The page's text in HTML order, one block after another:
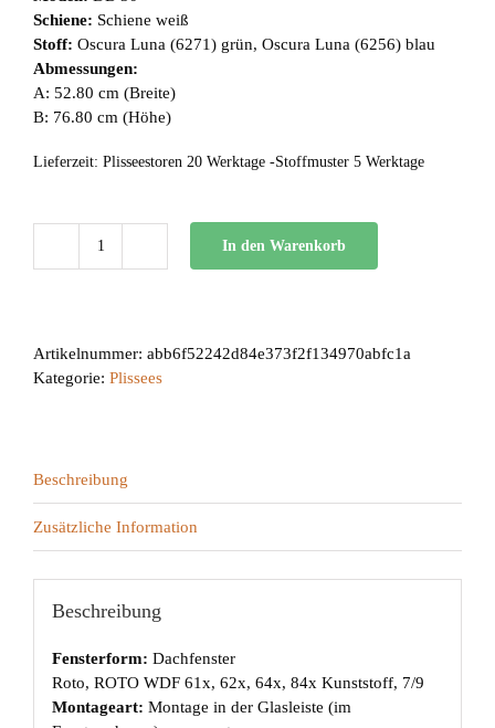
Schiene: Schiene weiß
Stoff: Oscura Luna (6271) grün, Oscura Luna (6256) blau
Abmessungen:
A: 52.80 cm (Breite)
B: 76.80 cm (Höhe)
Lieferzeit: Plisseestoren 20 Werktage -Stoffmuster 5 Werktage
DB
In den Warenkorb
Artikelnummer: abb6f52242d84e373f2f134970abfc1a
Kategorie: Plissees
Beschreibung
Zusätzliche Information
Beschreibung
Fensterform: Dachfenster
Roto, ROTO WDF 61x, 62x, 64x, 84x Kunststoff, 7/9
Montageart: Montage in der Glasleiste (im